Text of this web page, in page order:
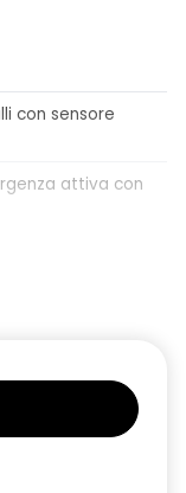
con sensore
attiva con